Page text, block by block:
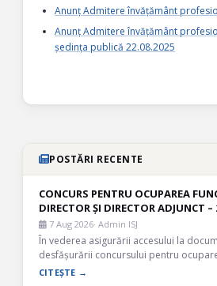
Anunț Admitere învățământ
Anunț Admitere învățământ
ședința publică 22.08.2025
POSTĂRI RECENTE
CONCURS PENTRU OCUPAREA
DIRECTOR ȘI DIRECTOR ADJUNCT –
7 Aug 2026· Admin ISJ
În vederea asigurării accesului la
desfășurării concursului pentru
CITEȘTE →